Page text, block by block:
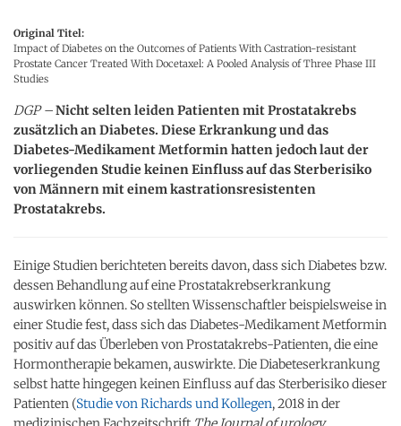
Original Titel:
Impact of Diabetes on the Outcomes of Patients With Castration-resistant
Prostate Cancer Treated With Docetaxel: A Pooled Analysis of Three Phase III
Studies
DGP –Nicht selten leiden Patienten mit Prostatakrebs
zusätzlich an Diabetes. Diese Erkrankung und das
Diabetes-Medikament Metformin hatten jedoch laut der
vorliegenden Studie keinen Einfluss auf das Sterberisiko
von Männern mit einem kastrationsresistenten
Prostatakrebs.
Einige Studien berichteten bereits davon, dass sich Diabetes bzw.
dessen Behandlung auf eine Prostatakrebserkrankung
auswirken können. So stellten Wissenschaftler beispielsweise in
einer Studie fest, dass sich das Diabetes-Medikament Metformin
positiv auf das Überleben von Prostatakrebs-Patienten, die eine
Hormontherapie bekamen, auswirkte. Die Diabeteserkrankung
selbst hatte hingegen keinen Einfluss auf das Sterberisiko dieser
Patienten (Studie von Richards und Kollegen, 2018 in der